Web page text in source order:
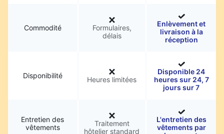
Commodité
Formulaires,
délais
Enlèvement et
livraison à la
réception
Disponibilité Heures limitées
Disponible 24
heures sur 24, 7
jours sur 7
Entretien des
vêtements
Traitement
hôtelier standard
L'entretien des
vêtements par